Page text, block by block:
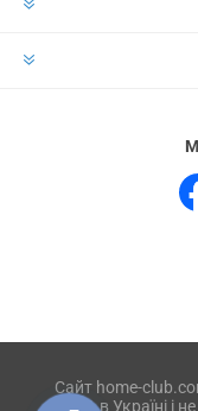
Сайт home-
IKEA в Україні і